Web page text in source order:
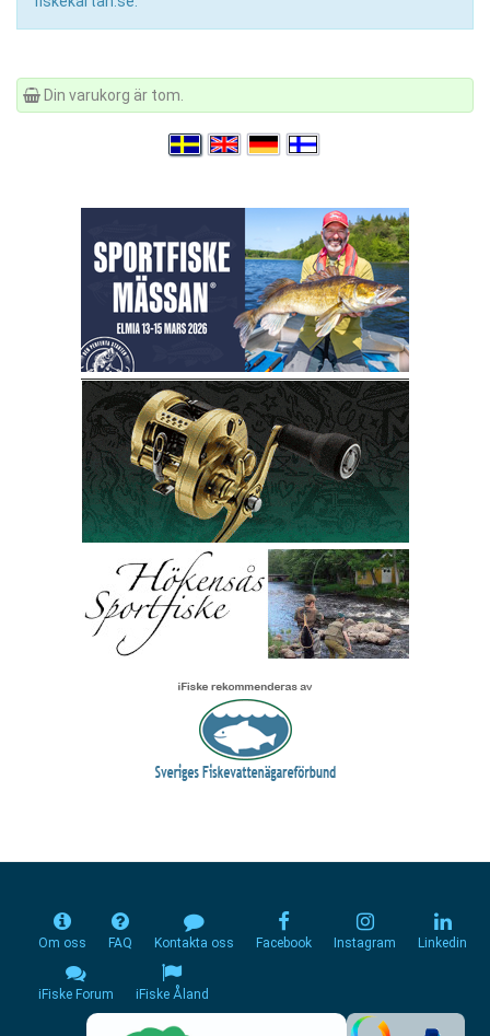
Din varukorg är tom.
Om oss FAQ Kontakta oss Facebook Instagram Linkedin
iFiske Forum iFiske Åland